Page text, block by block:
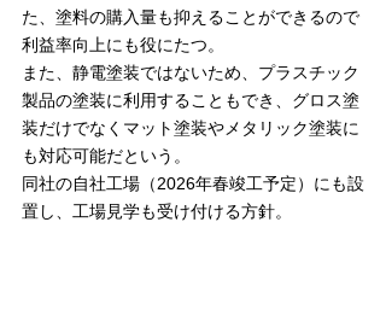
た、塗料の購入量も抑えることができるので
利益率向上にも役にたつ。
また、静電塗装ではないため、プラスチック
製品の塗装に利用することもでき、グロス塗
装だけでなくマット塗装やメタリック塗装に
も対応可能だという。
同社の自社工場（2026年春竣工予定）にも設
置し、工場見学も受け付ける方針。